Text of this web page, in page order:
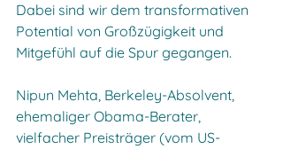
Dabei sind wir dem transformativen
Potential von Großzügigkeit und
Mitgefühl auf die Spur gegangen.
Nipun Mehta, Berkeley-Absolvent,
ehemaliger Obama-Berater,
vielfacher Preisträger (vom US-